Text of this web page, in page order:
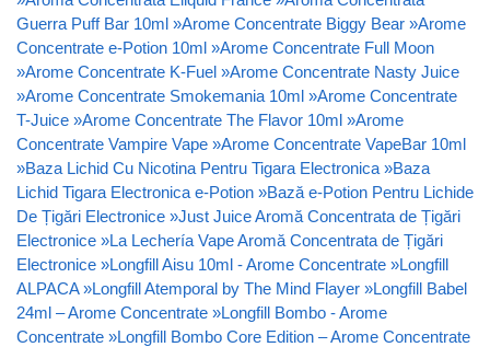
Guerra Puff Bar 10ml »Arome Concentrate Biggy Bear »Arome
Concentrate e-Potion 10ml »Arome Concentrate Full Moon
»Arome Concentrate K-Fuel »Arome Concentrate Nasty Juice
»Arome Concentrate Smokemania 10ml »Arome Concentrate
T-Juice »Arome Concentrate The Flavor 10ml »Arome
Concentrate Vampire Vape »Arome Concentrate VapeBar 10ml
»Baza Lichid Cu Nicotina Pentru Tigara Electronica »Baza
Lichid Tigara Electronica e-Potion »Bază e-Potion Pentru Lichide
De Țigări Electronice »Just Juice Aromă Concentrata de Țigări
Electronice »La Lechería Vape Aromă Concentrata de Țigări
Electronice »Longfill Aisu 10ml - Arome Concentrate »Longfill
ALPACA »Longfill Atemporal by The Mind Flayer »Longfill Babel
24ml – Arome Concentrate »Longfill Bombo - Arome
Concentrate »Longfill Bombo Core Edition – Arome Concentrate